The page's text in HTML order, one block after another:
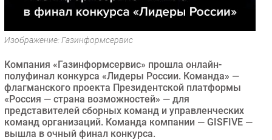
Безопасность
Инновации
Гаджеты
Здоровье
РАЗДЕЛЫ
Изображение: Газинформсервис
Компания «Газинформсервис» прошла онлайн-
полуфинал конкурса «Лидеры России. Команда» —
флагманского проекта Президентской платформы
«Россия — страна возможностей» — для
представителей сборных команд и управленческих
команд организаций. Команда компании — GISFIVE —
вышла в очный финал конкурса.